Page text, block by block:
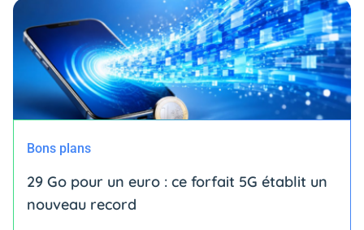
Bons plans
29 Go pour un euro : ce forfait 5G établit un
nouveau record